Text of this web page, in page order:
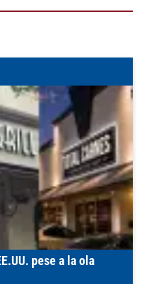
pese a la ola